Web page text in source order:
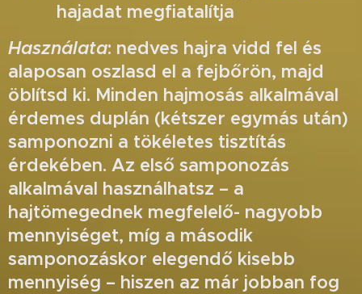
hajadat megfiatalítja
Használata: nedves hajra vidd fel és
alaposan oszlasd el a fejbőrön, majd
öblítsd ki. Minden hajmosás alkalmával
érdemes duplán (kétszer egymás után)
samponozni a tökéletes tisztítás
érdekében. Az első samponozás
alkalmával használhatsz – a
hajtömegednek megfelelő- nagyobb
mennyiséget, míg a második
samponozáskor elegendő kisebb
mennyiség – hiszen az már jobban fog